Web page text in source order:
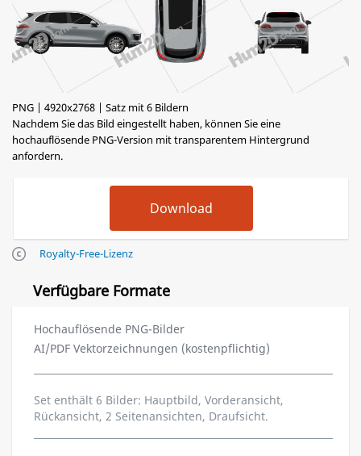
PNG | 4920x2768 | Satz mit 6 Bildern
Nachdem Sie das Bild eingestellt haben, können Sie eine
hochauflösende PNG-Version mit transparentem Hintergrund
anfordern.
Royalty-Free-Lizenz
Verfügbare Formate
Hochauflösende PNG-Bilder
AI/PDF Vektorzeichnungen (kostenpflichtig)
Set enthält 6 Bilder: Hauptbild, Vorderansicht,
Rückansicht, 2 Seitenansichten, Draufsicht.